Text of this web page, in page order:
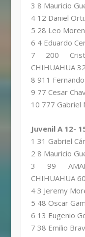
3 8 Mauricio
4 12 Daniel
5 28 Leo
6 4 Eduardo
7 200
CHIHUAHUA 32
8 911
9 77 Cesar
10 777 Gabriel
Juvenil A 12-
1 31 Gabriel
2 8 Mauricio
3 99
CHIHUAHUA 60
4 3 Jeremy
5 48 Oscar
6 13 Eugenio
7 38 Emilio